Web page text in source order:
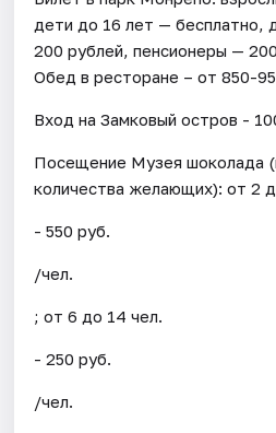
дети до 16 лет — бесплатно,
200 рублей, пенсионеры —
Обед в ресторане – от 850-
Вход на Замковый остров -
Посещение Музея шоколада
количества желающих): от 2
- 550 руб.
/чел.
; от 6 до 14 чел.
- 250 руб.
/чел.